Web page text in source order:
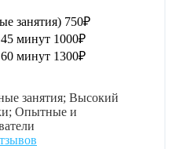
занятия) 750₽
минут 1000₽
минут 1300₽
занятия; Высокий
Опытные и